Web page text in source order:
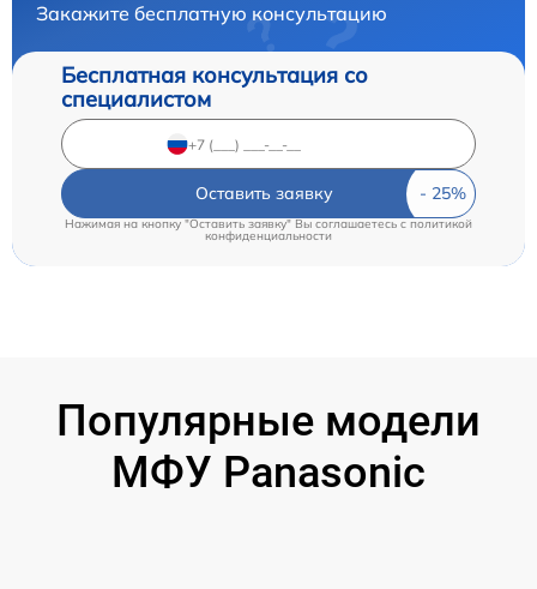
Закажите бесплатную консультацию
Бесплатная консультация со
специалистом
Оставить заявку
Нажимая на кнопку "Оставить заявку" Вы соглашаетесь c политикой
конфиденциальности
Популярные модели
МФУ Panasonic